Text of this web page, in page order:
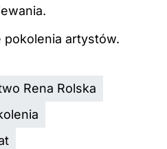
pokolenia artystów.
Rena Rolska